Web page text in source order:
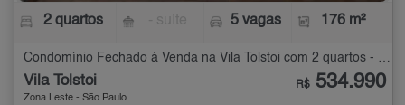
2 quartos 5 vagas 176 m²
Condomínio Fechado à Venda na Vila Tolstoi com 2 quartos - 176 m²
Vila Tolstoi
Zona Leste - São Paulo
R$ 534.990